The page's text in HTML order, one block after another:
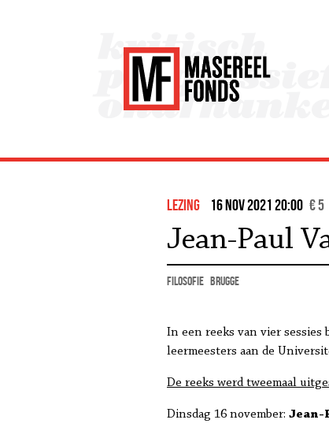
lezing 16 nov 2021 20:00 € 5
Jean-Paul
filosofie Brugge
In een reeks van vier
leermeesters aan de
De reeks werd tweemaal
Dinsdag 16 november: Jean-